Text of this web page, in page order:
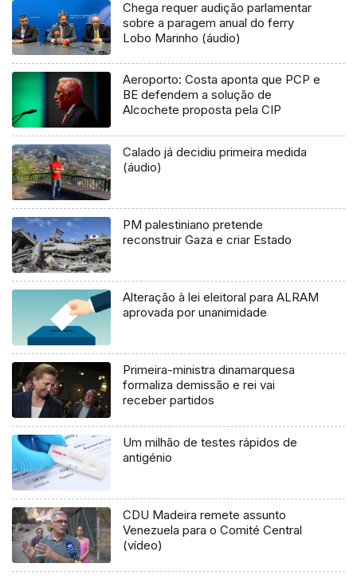
Chega requer audição parlamentar
sobre a paragem anual do ferry
Lobo Marinho (áudio)
Aeroporto: Costa aponta que PCP e
BE defendem a solução de
Alcochete proposta pela CIP
Calado já decidiu primeira medida
(áudio)
PM palestiniano pretende
reconstruir Gaza e criar Estado
Alteração à lei eleitoral para ALRAM
aprovada por unanimidade
Primeira-ministra dinamarquesa
formaliza demissão e rei vai
receber partidos
Um milhão de testes rápidos de
antigénio
CDU Madeira remete assunto
Venezuela para o Comité Central
(vídeo)